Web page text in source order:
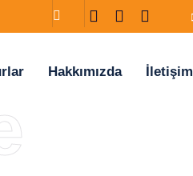
Hakkımızda İletişim